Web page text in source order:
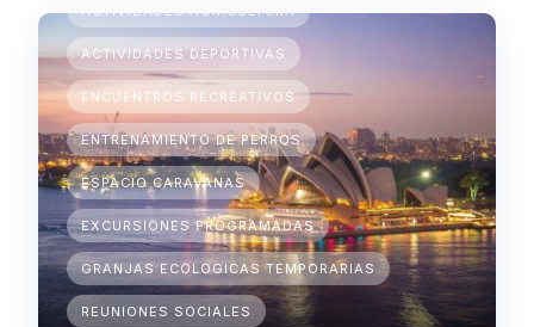
ACTIVIDADES AGRICULTURA
ACTIVIDADES DEPORTIVAS
ENCUENTROS RECREATIVOS
ENTRENAMIENTO DE PERROS
ESPACIO CARAVANAS
EXCURSIONES PROGRAMADAS
GRANJAS ECOLOGICAS TEMPORARIAS
REUNIONES SOCIALES